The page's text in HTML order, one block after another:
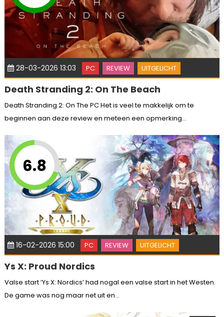
28-03-2026 13:03 PC REVIEW UITGELICHT
Death Stranding 2: On The Beach
Death Stranding 2: On The PC Het is veel te makkelijk om te
beginnen aan deze review en meteen een opmerking...
6.8
16-02-2026 15:00 PC REVIEW UITGELICHT
Ys X: Proud Nordics
Valse start ‘Ys X: Nordics’ had nogal een valse start in het Westen.
De game was nog maar net uit en...